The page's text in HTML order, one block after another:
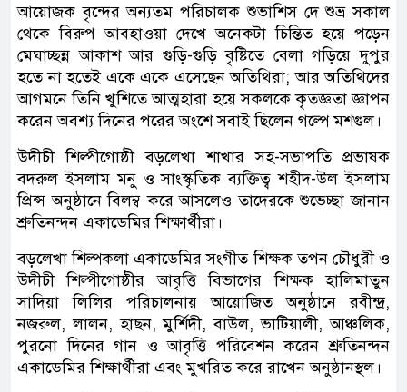
আয়োজক বৃন্দের অন্যতম পরিচালক শুভাশিস দে শুভ্র সকাল
থেকে বিরুপ আবহাওয়া দেখে অনেকটা চিন্তিত হয়ে পড়েন
মেঘাচ্ছন্ন আকাশ আর গুড়ি-গুড়ি বৃষ্টিতে বেলা গড়িয়ে দুপুর
হতে না হতেই একে একে এসেছেন অতিথিরা; আর অতিথিদের
আগমনে তিনি খুশিতে আত্মহারা হয়ে সকলকে কৃতজ্ঞতা জ্ঞাপন
করেন অবশ্য দিনের পরের অংশে সবাই ছিলেন গল্পে মশগুল।
উদীচী শিল্পীগোষ্ঠী বড়লেখা শাখার সহ-সভাপতি প্রভাষক
বদরুল ইসলাম মনু ও সাংস্কৃতিক ব্যক্তিত্ব শহীদ-উল ইসলাম
প্রিন্স অনুষ্ঠানে বিলম্ব করে আসলেও তাদেরকে শুভেচ্ছা জানান
শ্রুতিনন্দন একাডেমির শিক্ষার্থীরা।
বড়লেখা শিল্পকলা একাডেমির সংগীত শিক্ষক তপন চৌধুরী ও
উদীচী শিল্পীগোষ্ঠীর আবৃত্তি বিভাগের শিক্ষক হালিমাতুন
সাদিয়া লিলির পরিচালনায় আয়োজিত অনুষ্ঠানে রবীন্দ্র,
নজরুল, লালন, হাছন, মুর্শিদী, বাউল, ভাটিয়ালী, আঞ্চলিক,
পুরনো দিনের গান ও আবৃত্তি পরিবেশন করেন শ্রুতিনন্দন
একাডেমির শিক্ষার্থীরা এবং মুখরিত করে রাখেন অনুষ্ঠানস্থল।